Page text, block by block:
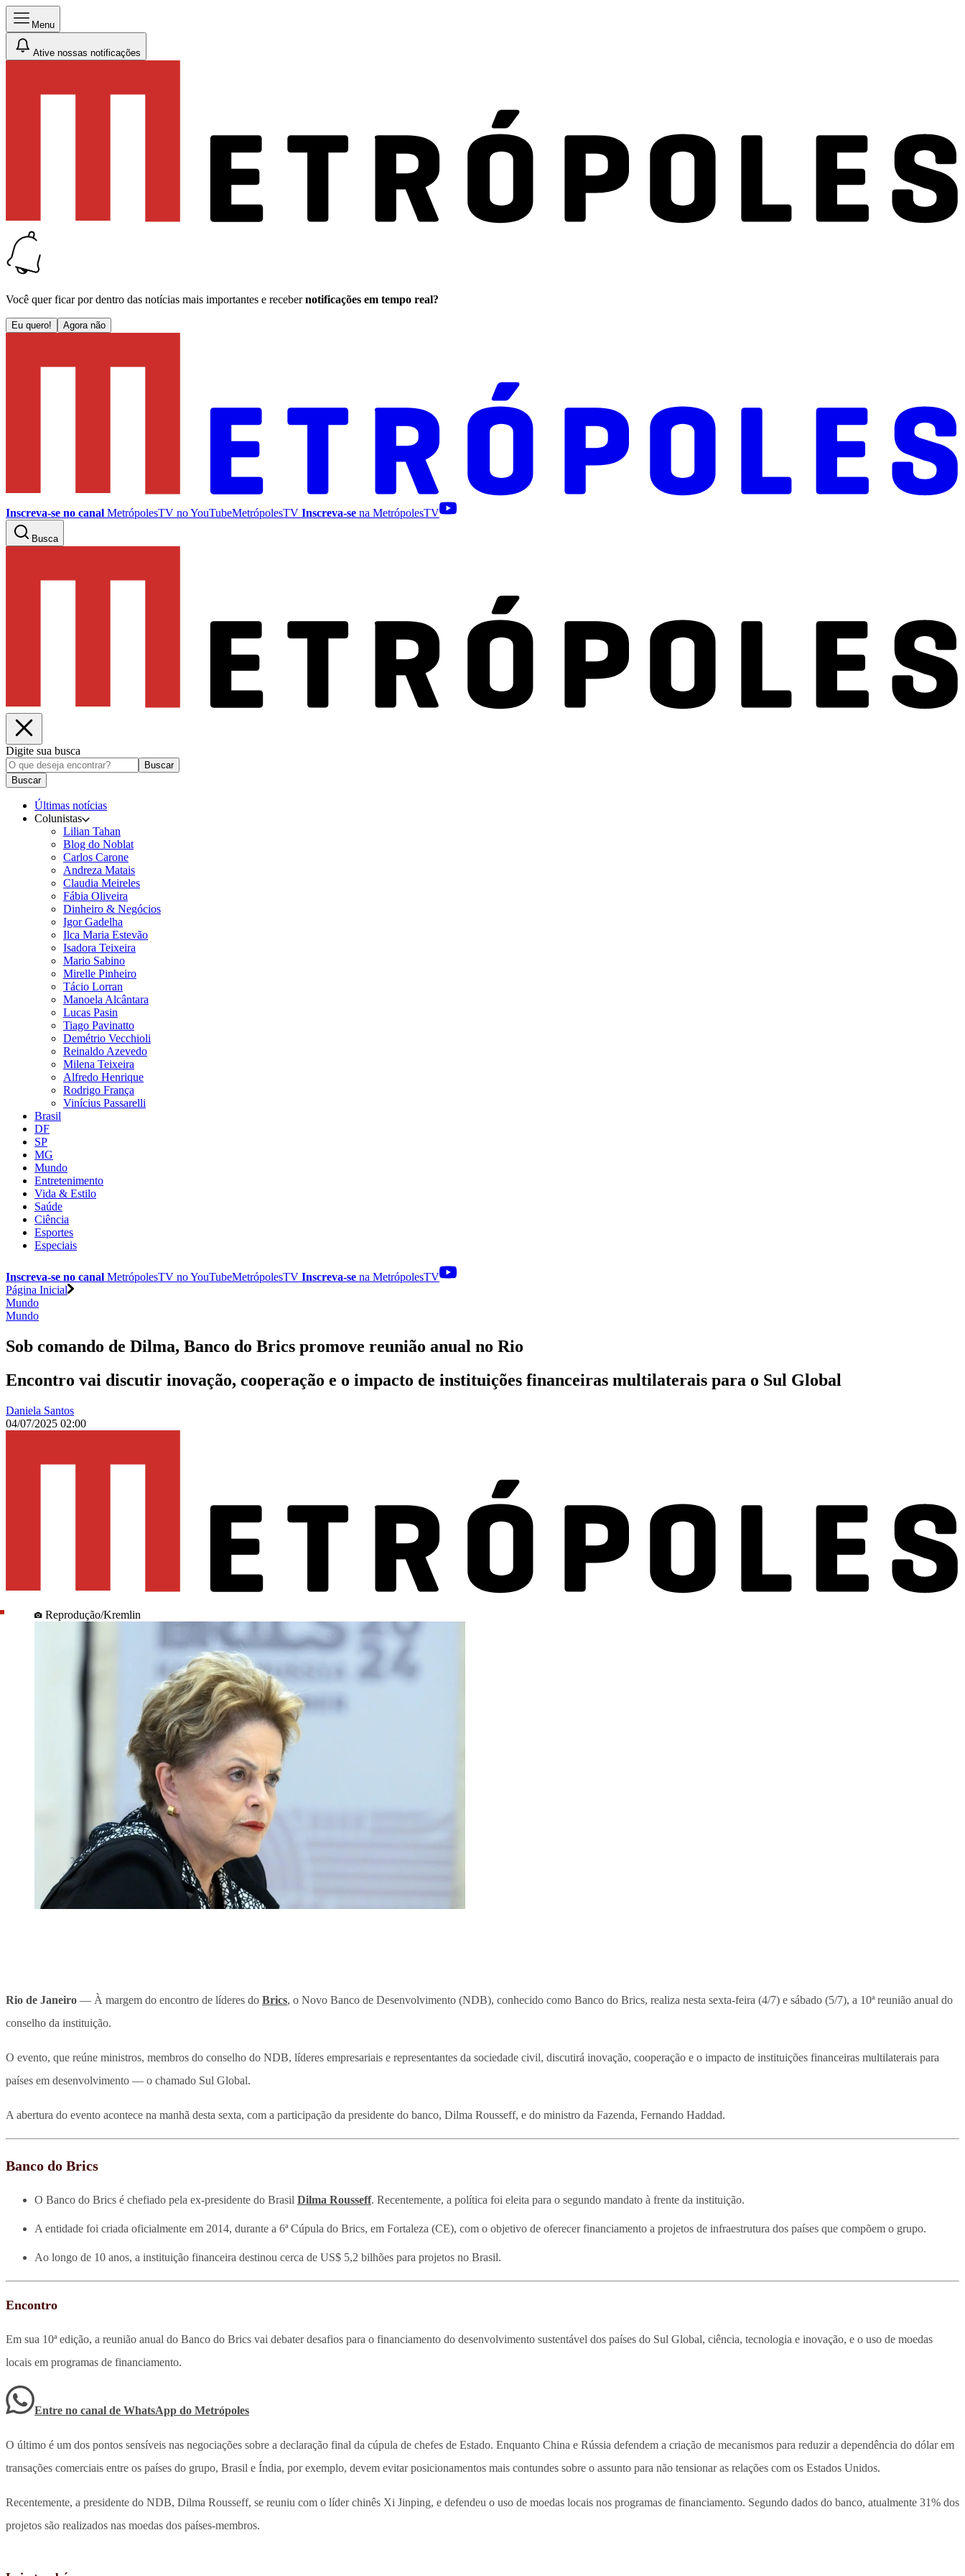
Menu
Ative nossas notificações
Você quer ficar por dentro das notícias mais importantes e receber notificações em tempo real?
Eu quero! Agora não
Inscreva-se no canal MetrópolesTV noYouTubeMetrópolesTV Inscreva-se na MetrópolesTV
Busca
Digite sua busca
Buscar
Buscar
Últimas notícias
Colunistas
Lilian Tahan
Blog do Noblat
Carlos Carone
Andreza Matais
Claudia Meireles
Fábia Oliveira
Dinheiro & Negócios
Igor Gadelha
Ilca Maria Estevão
Isadora Teixeira
Mario Sabino
Mirelle Pinheiro
Tácio Lorran
Manoela Alcântara
Lucas Pasin
Tiago Pavinatto
Demétrio Vecchioli
Reinaldo Azevedo
Milena Teixeira
Alfredo Henrique
Rodrigo França
Vinícius Passarelli
Brasil
DF
SP
MG
Mundo
Entretenimento
Vida & Estilo
Saúde
Ciência
Esportes
Especiais
Inscreva-se no canal MetrópolesTV noYouTubeMetrópolesTV Inscreva-se na MetrópolesTV
Página Inicial
Mundo
Mundo
Sob comando de Dilma, Banco do Brics promove reunião anual no Rio
Encontro vai discutir inovação, cooperação e o impacto de instituições financeiras multilaterais para o Sul Global
Daniela Santos
04/07/2025 02:00
Reprodução/Kremlin
Rio de Janeiro — À margem do encontro de líderes do Brics, o Novo Banco de Desenvolvimento (NDB), conhecido como Banco do Brics, realiza nesta sexta-feira (4/7) e sábado (5/7), a 10ª reunião anual do
conselho da instituição.
O evento, que reúne ministros, membros do conselho do NDB, líderes empresariais e representantes da sociedade civil, discutirá inovação, cooperação e o impacto de instituições financeiras multilaterais para
países em desenvolvimento — o chamado Sul Global.
A abertura do evento acontece na manhã desta sexta, com a participação da presidente do banco, Dilma Rousseff, e do ministro da Fazenda, Fernando Haddad.
Banco do Brics
O Banco do Brics é chefiado pela ex-presidente do Brasil Dilma Rousseff. Recentemente, a política foi eleita para o segundo mandato à frente da instituição.
A entidade foi criada oficialmente em 2014, durante a 6ª Cúpula do Brics, em Fortaleza (CE), com o objetivo de oferecer financiamento a projetos de infraestrutura dos países que compõem o grupo.
Ao longo de 10 anos, a instituição financeira destinou cerca de US$ 5,2 bilhões para projetos no Brasil.
Encontro
Em sua 10ª edição, a reunião anual do Banco do Brics vai debater desafios para o financiamento do desenvolvimento sustentável dos países do Sul Global, ciência, tecnologia e inovação, e o uso de moedas
locais em programas de financiamento.
Entre no canal de WhatsApp do Metrópoles
O último é um dos pontos sensíveis nas negociações sobre a declaração final da cúpula de chefes de Estado. Enquanto China e Rússia defendem a criação de mecanismos para reduzir a dependência do dólar em
transações comerciais entre os países do grupo, Brasil e Índia, por exemplo, devem evitar posicionamentos mais contundes sobre o assunto para não tensionar as relações com os Estados Unidos.
Recentemente, a presidente do NDB, Dilma Rousseff, se reuniu com o líder chinês Xi Jinping, e defendeu o uso de moedas locais nos programas de financiamento. Segundo dados do banco, atualmente 31% dos
projetos são realizados nas moedas dos países-membros.